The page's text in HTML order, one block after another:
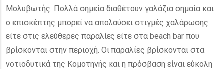
Μολυβωτής. Πολλά σημεία διαθέτουν γαλάζια σημαία και
ο επισκέπτης μπορεί να απολαύσει στιγμές χαλάρωσης
είτε στις ελεύθερες παραλίες είτε στα beach bar που
βρίσκονται στην περιοχή. Οι παραλίες βρίσκονται στα
νοτιοδυτικά της Κομοτηνής και η πρόσβαση είναι εύκολη